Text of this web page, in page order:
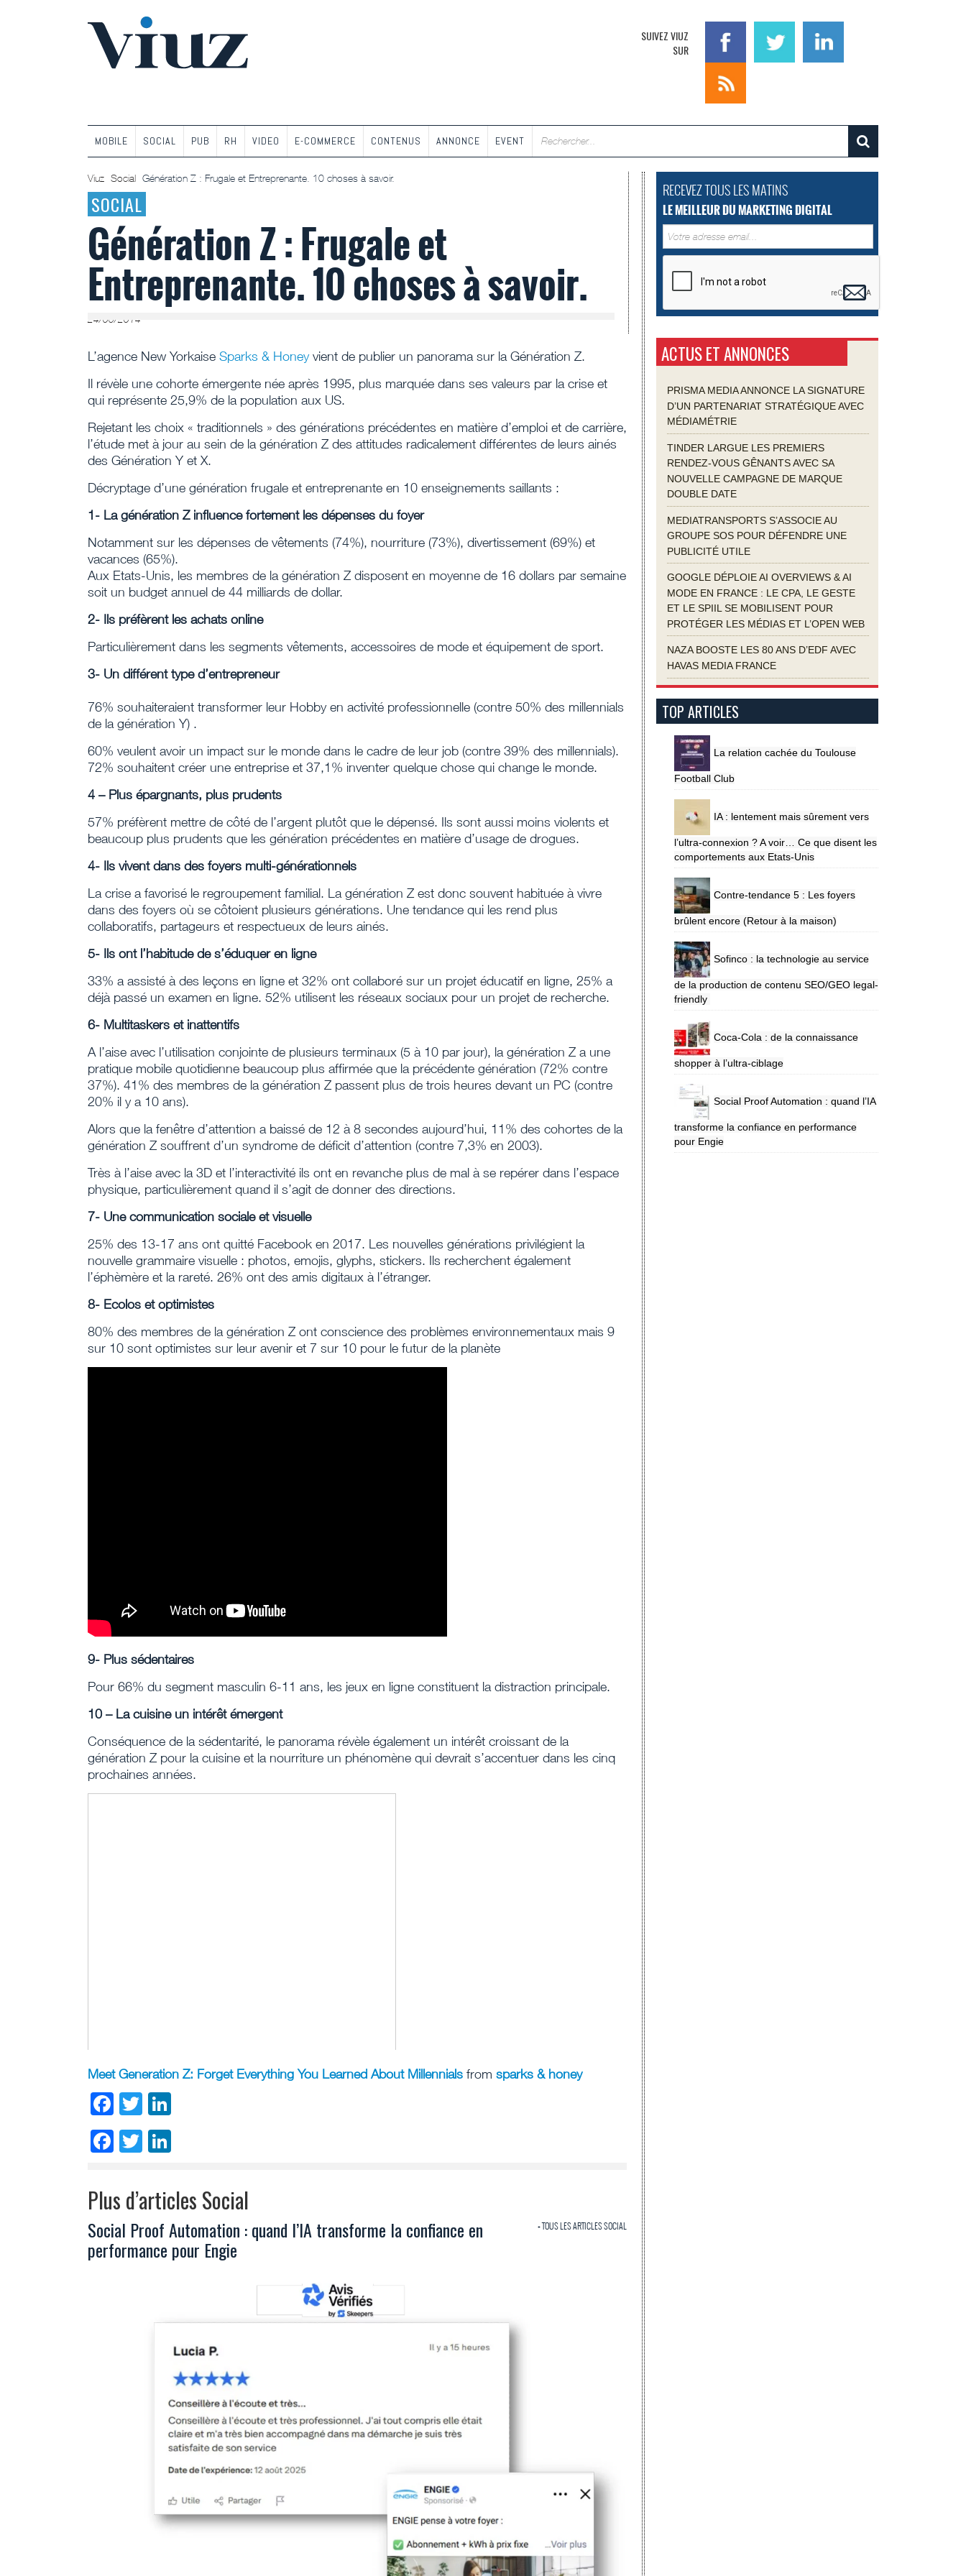
SUIVEZ VIUZ
SUR
MOBILE SOCIAL PUB RH VIDEO E-COMMERCE CONTENUS ANNONCE EVENT
Viuz Social Génération Z : Frugale et Entreprenante. 10 choses à savoir.
SOCIAL
Génération Z : Frugale et
Entreprenante. 10 choses à savoir.
24/06/2014
L’agence New Yorkaise Sparks & Honeyvient de publier un panorama sur la Génération Z.
Il révèle une cohorte émergente née après 1995, plus marquée dans ses valeurs par la crise et
qui représente 25,9% de la population aux US.
Rejetant les choix « traditionnels » des générations précédentes en matière d’emploi et de carrière,
l’étude met à jour au sein de la génération Z des attitudes radicalement différentes de leurs ainés
des Génération Y et X.
Décryptage d’une génération frugale et entreprenante en 10 enseignements saillants :
1- La génération Z influence fortement les dépenses du foyer
Notamment sur les dépenses de vêtements (74%), nourriture (73%), divertissement (69%) et
vacances (65%).
Aux Etats-Unis, les membres de la génération Z disposent en moyenne de 16 dollars par semaine
soit un budget annuel de 44 milliards de dollar.
2- Ils préfèrent les achats online
Particulièrement dans les segments vêtements, accessoires de mode et équipement de sport.
3- Un différent type d’entrepreneur
76% souhaiteraient transformer leur Hobby en activité professionnelle (contre 50% des millennials
de la génération Y) .
60% veulent avoir un impact sur le monde dans le cadre de leur job (contre 39% des millennials).
72% souhaitent créer une entreprise et 37,1% inventer quelque chose qui change le monde.
4 – Plus épargnants, plus prudents
57% préfèrent mettre de côté de l’argent plutôt que le dépensé. Ils sont aussi moins violents et
beaucoup plus prudents que les génération précédentes en matière d’usage de drogues.
4- Ils vivent dans des foyers multi-générationnels
La crise a favorisé le regroupement familial. La génération Z est donc souvent habituée à vivre
dans des foyers où se côtoient plusieurs générations. Une tendance qui les rend plus
collaboratifs, partageurs et respectueux de leurs ainés.
5- Ils ont l’habitude de s’éduquer en ligne
33% a assisté à des leçons en ligne et 32% ont collaboré sur un projet éducatif en ligne, 25% a
déjà passé un examen en ligne. 52% utilisent les réseaux sociaux pour un projet de recherche.
6- Multitaskers et inattentifs
A l’aise avec l’utilisation conjointe de plusieurs terminaux (5 à 10 par jour), la génération Z a une
pratique mobile quotidienne beaucoup plus affirmée que la précédente génération (72% contre
37%). 41% des membres de la génération Z passent plus de trois heures devant un PC (contre
20% il y a 10 ans).
Alors que la fenêtre d’attention a baissé de 12 à 8 secondes aujourd’hui, 11% des cohortes de la
génération Z souffrent d’un syndrome de déficit d’attention (contre 7,3% en 2003).
Très à l’aise avec la 3D et l’interactivité ils ont en revanche plus de mal à se repérer dans l’espace
physique, particulièrement quand il s’agit de donner des directions.
7- Une communication sociale et visuelle
25% des 13-17 ans ont quitté Facebook en 2017. Les nouvelles générations privilégient la
nouvelle grammaire visuelle : photos, emojis, glyphs, stickers. Ils recherchent également
l’éphèmère et la rareté. 26% ont des amis digitaux à l’étranger.
8- Ecolos et optimistes
80% des membres de la génération Z ont conscience des problèmes environnementaux mais 9
sur 10 sont optimistes sur leur avenir et 7 sur 10 pour le futur de la planète
9- Plus sédentaires
Pour 66% du segment masculin 6-11 ans, les jeux en ligne constituent la distraction principale.
10 – La cuisine un intérêt émergent
Conséquence de la sédentarité, le panorama révèle également un intérêt croissant de la
génération Z pour la cuisine et la nourriture un phénomène qui devrait s’accentuer dans les cinq
prochaines années.
Meet Generation Z: Forget Everything You Learned About Millennials from sparks & honey
Facebook
Twitter
Facebook
Twitter
Plus d’articles Social
+ TOUS LES ARTICLES SOCIAL
Social Proof Automation : quand l’IA transforme la confiance en
performance pour Engie
RECEVEZ TOUS LES MATINS
LE MEILLEUR DU MARKETING DIGITAL
ACTUS ET ANNONCES
PRISMA MEDIA ANNONCE LA SIGNATURE
D’UN PARTENARIAT STRATÉGIQUE AVEC
MÉDIAMÉTRIE
TINDER LARGUE LES PREMIERS
RENDEZ-VOUS GÊNANTS AVEC SA
NOUVELLE CAMPAGNE DE MARQUE
DOUBLE DATE
MEDIATRANSPORTS S’ASSOCIE AU
GROUPE SOS POUR DÉFENDRE UNE
PUBLICITÉ UTILE
GOOGLE DÉPLOIE AI OVERVIEWS & AI
MODE EN FRANCE : LE CPA, LE GESTE
ET LE SPIIL SE MOBILISENT POUR
PROTÉGER LES MÉDIAS ET L’OPEN WEB
NAZA BOOSTE LES 80 ANS D’EDF AVEC
HAVAS MEDIA FRANCE
TOP ARTICLES
La relation cachée du Toulouse
Football Club
IA : lentement mais sûrement vers
l’ultra-connexion ? A voir… Ce que disent les
comportements aux Etats-Unis
Contre-tendance 5 : Les foyers
brûlent encore (Retour à la maison)
Sofinco : la technologie au service
de la production de contenu SEO/GEO legal-
friendly
Coca-Cola : de la connaissance
shopper à l’ultra-ciblage
Social Proof Automation : quand l’IA
transforme la confiance en performance
pour Engie